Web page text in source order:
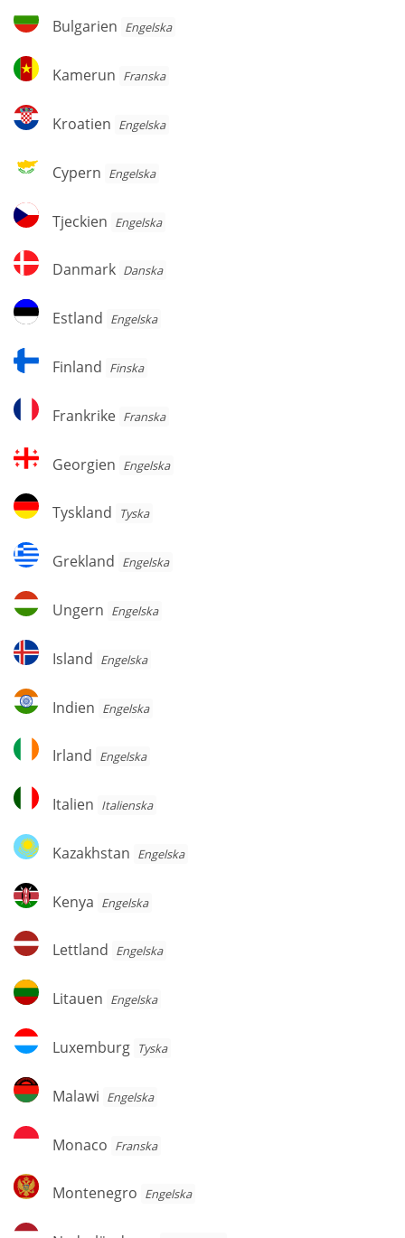
Bulgarien
Bulgarien Engelska
Kamerun
Kamerun Franska
Kroatien
Kroatien Engelska
Cypern
Cypern Engelska
Tjeckien
Tjeckien Engelska
Danmark
Danmark Danska
Estland
Estland Engelska
Finland
Finland Finska
Frankrike
Frankrike Franska
Georgien
Georgien Engelska
Tyskland
Tyskland Tyska
Grekland
Grekland Engelska
Ungern
Ungern Engelska
Island
Island Engelska
Indien
Indien Engelska
Irland
Irland Engelska
Italien
Italien Italienska
Kazakhstan
Kazakhstan Engelska
Kenya
Kenya Engelska
Lettland
Lettland Engelska
Litauen
Litauen Engelska
Luxemburg
Luxemburg Tyska
Malawi
Malawi Engelska
Monaco
Monaco Franska
Montenegro
Montenegro Engelska
Nederländerna